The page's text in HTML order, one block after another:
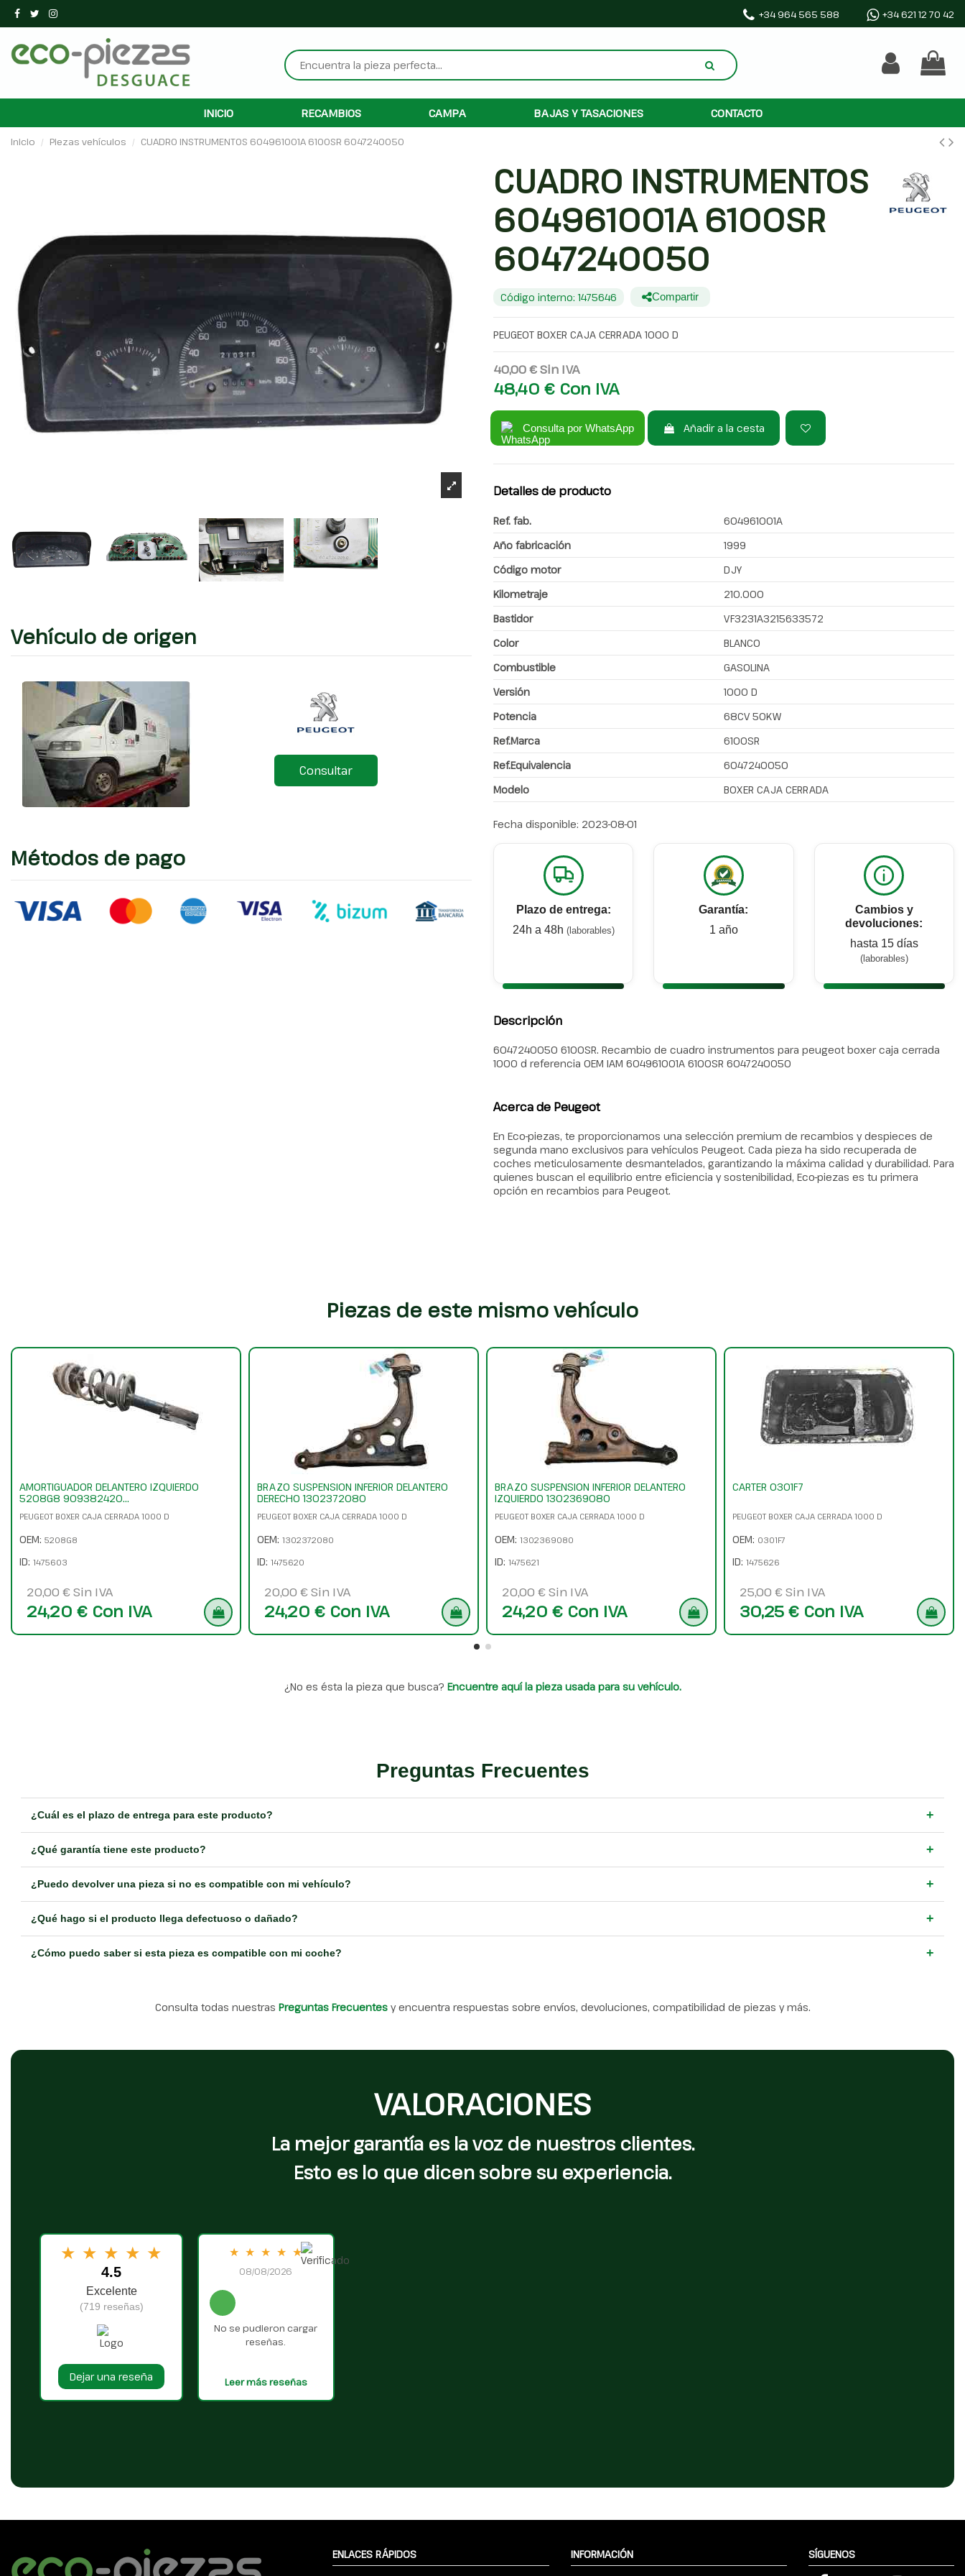
+34 964 565 588 +34 621 12 70 42
INICIO RECAMBIOS CAMPA BAJAS Y TASACIONES CONTACTO
Inicio Piezas vehículos CUADRO INSTRUMENTOS 604961001A 6100SR 6047240050
Vehículo de origen
Consultar
Métodos de pago
CUADRO INSTRUMENTOS
604961001A 6100SR
6047240050
Código interno: 1475646 Compartir
PEUGEOT BOXER CAJA CERRADA 1000 D
40,00 €Sin IVA
48,40 € Con IVA
Consulta por WhatsApp Añadir a la cesta
Detalles de producto
Ref. fab.
604961001A
Año fabricación
1999
Código motor
DJY
Kilometraje
210.000
Bastidor
VF3231A3215633572
Color
BLANCO
Combustible
GASOLINA
Versión
1000 D
Potencia
68CV 50KW
Ref.Marca
6100SR
Ref.Equivalencia
6047240050
Modelo
BOXER CAJA CERRADA
Fecha disponible: 2023-08-01
Plazo de entrega:
24h a 48h (laborables)
Garantía:
1 año
Cambios y
devoluciones:
hasta 15 días
(laborables)
Descripción
6047240050 6100SR. Recambio de cuadro instrumentos para peugeot boxer caja cerrada
1000 d referencia OEM IAM 604961001A 6100SR 6047240050
Acerca de Peugeot
En Eco-piezas, te proporcionamos una selección premium de recambios y despieces de
segunda mano exclusivos para vehículos Peugeot. Cada pieza ha sido recuperada de
coches meticulosamente desmantelados, garantizando la máxima calidad y durabilidad. Para
quienes buscan el equilibrio entre eficiencia y sostenibilidad, Eco-piezas es tu primera
opción en recambios para Peugeot.
Piezas de este mismo vehículo
AMORTIGUADOR DELANTERO IZQUIERDO
5208G8 909382420...
PEUGEOT BOXER CAJA CERRADA 1000 D
OEM: 5208G8
ID: 1475603
20,00 € Sin IVA
24,20 € Con IVA
BRAZO SUSPENSION INFERIOR DELANTERO
DERECHO 1302372080
PEUGEOT BOXER CAJA CERRADA 1000 D
OEM: 1302372080
ID: 1475620
20,00 € Sin IVA
24,20 € Con IVA
BRAZO SUSPENSION INFERIOR DELANTERO
IZQUIERDO 1302369080
PEUGEOT BOXER CAJA CERRADA 1000 D
OEM: 1302369080
ID: 1475621
20,00 € Sin IVA
24,20 € Con IVA
CARTER 0301F7
PEUGEOT BOXER CAJA CERRADA 1000 D
OEM: 0301F7
ID: 1475626
25,00 € Sin IVA
30,25 € Con IVA
¿No es ésta la pieza que busca? Encuentre aquí la pieza usada para su vehículo.
Preguntas Frecuentes
¿Cuál es el plazo de entrega para este producto? +
¿Qué garantía tiene este producto? +
¿Puedo devolver una pieza si no es compatible con mi vehículo? +
¿Qué hago si el producto llega defectuoso o dañado? +
¿Cómo puedo saber si esta pieza es compatible con mi coche? +
Consulta todas nuestras Preguntas Frecuentes y encuentra respuestas sobre envíos, devoluciones, compatibilidad de piezas y más.
VALORACIONES
La mejor garantía es la voz de nuestros clientes.
Esto es lo que dicen sobre su experiencia.
★ ★ ★ ★ ★
4.5
Excelente
(719 reseñas)
Dejar una reseña
★ ★ ★ ★ ★
08/08/2026
No se pudieron cargar
reseñas.
Leer más reseñas
ENLACES RÁPIDOS
INFORMACIÓN
SÍGUENOS